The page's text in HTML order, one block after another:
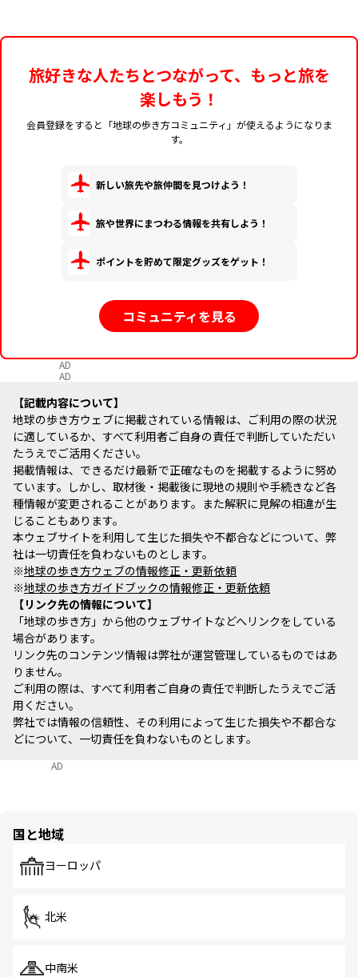
旅好きな人たちとつながって、もっと旅を
楽しもう！
会員登録をすると「地球の歩き方コミュニティ」が使えるようになりま
す。
新しい旅先や旅仲間を見つけよう！
旅や世界にまつわる情報を共有しよう！
ポイントを貯めて限定グッズをゲット！
コミュニティを見る
AD
AD
記載内容について
地球の歩き方ウェブに掲載されている情報は、ご利用の際の状況
に適しているか、すべて利用者ご自身の責任で判断していただい
たうえでご活用ください。
掲載情報は、できるだけ最新で正確なものを掲載するように努め
ています。しかし、取材後・掲載後に現地の規則や手続きなど各
種情報が変更されることがあります。また解釈に見解の相違が生
じることもあります。
本ウェブサイトを利用して生じた損失や不都合などについて、弊
社は一切責任を負わないものとします。
※地球の歩き方ウェブの情報修正・更新依頼
※地球の歩き方ガイドブックの情報修正・更新依頼
リンク先の情報について
「地球の歩き方」から他のウェブサイトなどへリンクをしている
場合があります。
リンク先のコンテンツ情報は弊社が運営管理しているものではあ
りません。
ご利用の際は、すべて利用者ご自身の責任で判断したうえでご活
用ください。
弊社では情報の信頼性、その利用によって生じた損失や不都合な
どについて、一切責任を負わないものとします。
AD
国と地域
ヨーロッパ
北米
中南米